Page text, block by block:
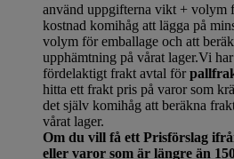
använd uppgifterna vikt + volym
kostnad komihåg att lägga på
volym för emballage och att
upphämtning på vårat lager.Vi
fördelaktigt frakt avtal för
hitta ett frakt pris på varor som
det själv komihåg att beräkna
vårat lager.
Om du vill få ett Prisförslag
eller varor som är längre än